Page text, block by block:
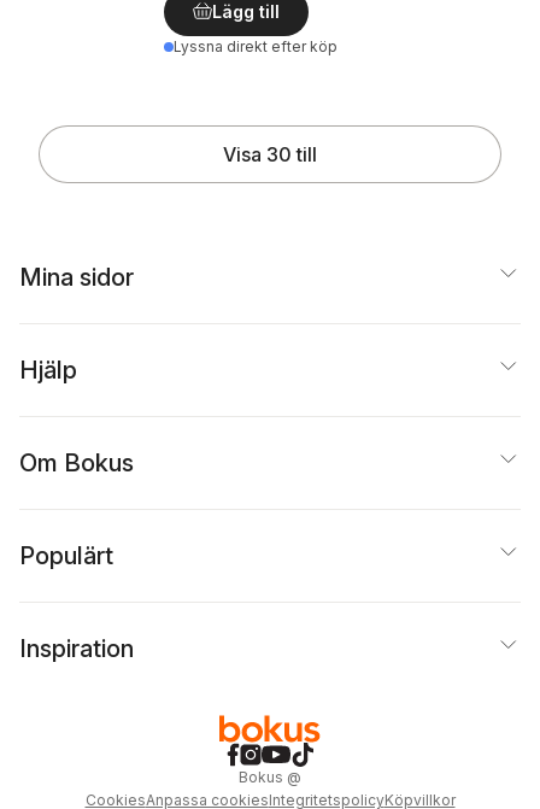
Lägg till
Lyssna direkt efter köp
Visa 30 till
Mina sidor
Hjälp
Om Bokus
Populärt
Inspiration
Bokus @
CookiesAnpassa cookiesIntegritetspolicyKöpvillkor